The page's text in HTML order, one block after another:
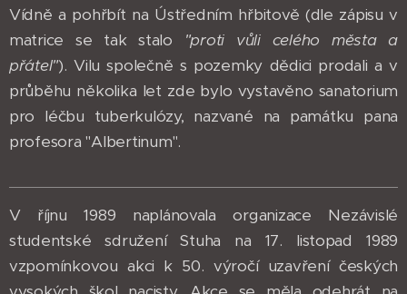
Vídně a pohřbít na Ústředním hřbitově (dle zápisu v
matrice se tak stalo
"proti vůli celého města a
přátel"). Vilu společně s pozemky dědici prodali a v
průběhu několika let zde bylo vystavěno sanatorium
pro léčbu tuberkulózy, nazvané na památku pana
profesora "Albertinum".
V říjnu 1989 naplánovala organizace Nezávislé
studentské sdružení Stuha na 17. listopad 1989
vzpomínkovou akci k 50. výročí uzavření českých